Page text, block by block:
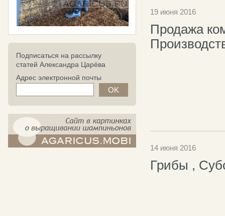
Подписаться на рассылку
статей Александра Царёва
Адрес электронной почты
19 июня 2016
Продажа
14 июня 2016
Грибы ,